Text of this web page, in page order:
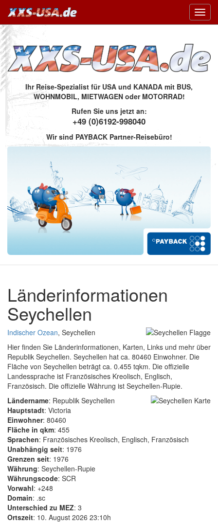
Ihr Reise-Spezialist für USA und KANADA mit BUS,
WOHNMOBIL, MIETWAGEN oder MOTORRAD!
Rufen Sie uns jetzt an:
+49 (0)6192-998040
Wir sind PAYBACK Partner-Reisebüro!
Länderinformationen
Seychellen
Indischer Ozean, Seychellen
Hier finden Sie Länderinformationen, Karten, Links und mehr über
Republik Seychellen. Seychellen hat ca. 80460 Einwohner. Die
Fläche von Seychellen beträgt ca. 0.455 tqkm. Die offizielle
Landessprache ist Französisches Kreolisch, Englisch,
Französisch. Die offizielle Währung ist Seychellen-Rupie.
Ländername: Republik Seychellen
Hauptstadt: Victoria
Einwohner: 80460
Fläche in qkm: 455
Sprachen: Französisches Kreolisch, Englisch, Französisch
Unabhängig seit: 1976
Grenzen seit: 1976
Währung: Seychellen-Rupie
Währungscode: SCR
Vorwahl: +248
Domain: .sc
Unterschied zu MEZ: 3
Ortszeit: 10. August 2026 23:10h